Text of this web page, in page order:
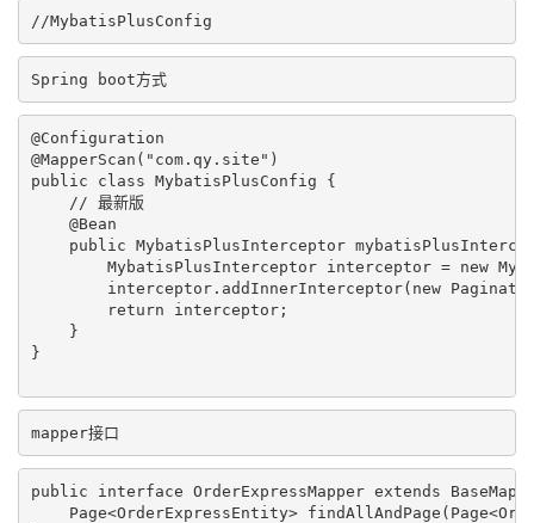
//MybatisPlusConfig
Spring boot方式
@Configuration
@MapperScan("com.qy.site")
public class MybatisPlusConfig {
    // 最新版
    @Bean
public MybatisPlusInterceptor
MybatisPlusInterceptor interceptor = new
interceptor.addInnerInterceptor(new
        return interceptor;
    }
}
mapper接口
public interface OrderExpressMapper extends
Page<OrderExpressEntity>